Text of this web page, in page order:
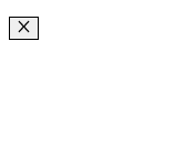
Schließen